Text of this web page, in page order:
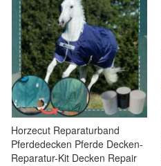
Horzecut Reparaturband
Pferdedecken Pferde Decken-
Reparatur-Kit Decken Repair